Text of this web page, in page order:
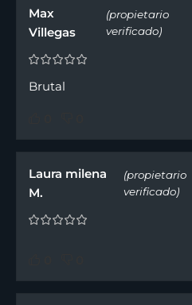
Max
Villegas
(propietario
verificado)
Brutal
Laura milena
M.
(propietario
verificado)